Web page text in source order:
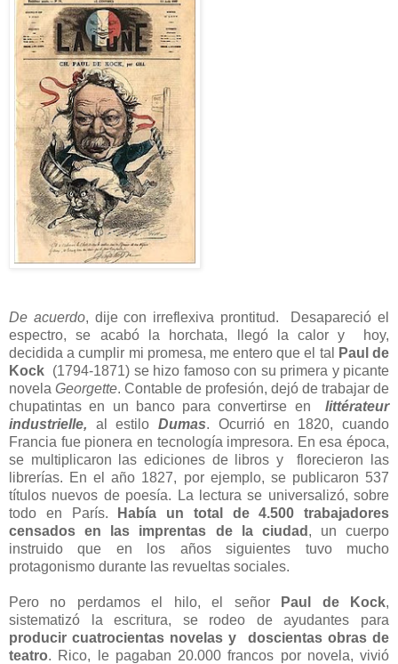
De acuerdo, dije con irreflexiva prontitud. Desapareció el
espectro, se acabó la horchata, llegó la calor y hoy,
decidida a cumplir mi promesa, me entero que el tal
Paul de
Kock (1794-1871) se hizo famoso con su primera y picante
novela Georgette. Contable de profesión, dejó de trabajar de
chupatintas en un banco para convertirse en littérateur
industrielle, al estilo Dumas. Ocurrió en 1820, cuando
Francia fue pionera en tecnología impresora. En esa época,
se multiplicaron las ediciones de libros y florecieron las
librerías. En el año 1827, por ejemplo, se publicaron 537
títulos nuevos de poesía. La lectura se universalizó, sobre
todo en París.
Había un total de 4.500 trabajadores
censados en las imprentas de la ciudad , un cuerpo
instruido que en los años siguientes tuvo mucho
protagonismo durante las revueltas sociales.
Pero no perdamos el hilo, el señor Paul de Kock,
sistematizó la escritura, se rodeo de ayudantes para
producir cuatrocientas novelas y doscientas obras de
teatro. Rico, le pagaban 20.000 francos por novela, vivió